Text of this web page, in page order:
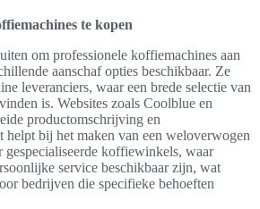
te kopen
om professionele koffiemachines aan
aanschaf opties beschikbaar. Ze
leveranciers, waar een brede selectie van
is. Websites zoals Coolblue en
productomschrijving en
helpt bij het maken van een weloverwogen
gespecialiseerde koffiewinkels, waar
service beschikbaar zijn, wat
bedrijven die specifieke behoeften